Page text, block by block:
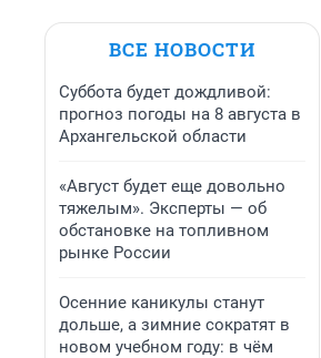
ВСЕ НОВОСТИ
Суббота будет дождливой:
прогноз погоды на 8 августа в
Архангельской области
«Август будет еще довольно
тяжелым». Эксперты — об
обстановке на топливном
рынке России
Осенние каникулы станут
дольше, а зимние сократят в
новом учебном году: в чём